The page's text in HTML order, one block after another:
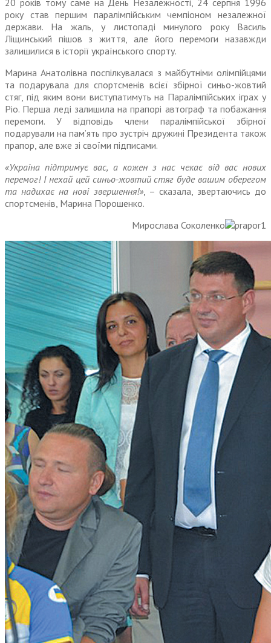
20 років тому саме на День Незалежності, 24 серпня 1996
року став першим паралімпійським чемпіоном незалежної
держави. На жаль, у листопаді минулого року Василь
Ліщинський пішов з життя, але його перемоги назавжди
залишилися в історії українського спорту.
Марина Анатолівна поспілкувалася з майбутніми олімпійцями
та подарувала для спортсменів всієї збірної синьо-жовтий
стяг, під яким вони виступатимуть на Паралімпійських іграх у
Ріо. Перша леді залишила на прапорі автограф та побажання
перемоги. У відповідь члени паралімпійської збірної
подарували на пам’ять про зустріч дружині Президента також
прапор, але вже зі своїми підписами.
«Україна підтримує вас, а кожен з нас чекає від вас нових
перемог! І нехай цей синьо-жовтий стяг буде вашим оберегом
та надихає на нові звершення!», – сказала, звертаючись до
спортсменів, Марина Порошенко.
Мирослава Соколенко